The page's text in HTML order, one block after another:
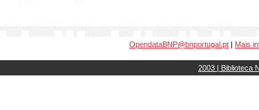
OpendataBNP@bnportugal.pt | Mais
2003 | Biblioteca